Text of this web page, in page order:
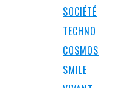
SOCIÉTÉ
TECHNO
COSMOS
SMILE